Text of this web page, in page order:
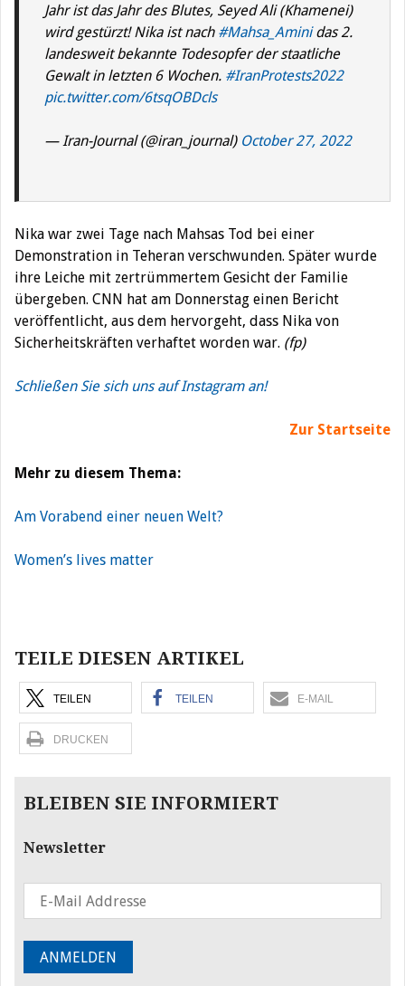
Jahr ist das Jahr des Blutes, Seyed Ali (Khamenei)
wird gestürzt! Nika ist nach #Mahsa_Aminidas 2.
landesweit bekannte Todesopfer der staatliche
Gewalt in letzten 6 Wochen. #IranProtests2022
pic.twitter.com/6tsqOBDcls
— Iran-Journal (@iran_journal) October 27, 2022
Nika war zwei Tage nach Mahsas Tod bei einer
Demonstration in Teheran verschwunden. Später wurde
ihre Leiche mit zertrümmertem Gesicht der Familie
übergeben. CNN hat am Donnerstag einen Bericht
veröffentlicht, aus dem hervorgeht, dass Nika von
Sicherheitskräften verhaftet worden war. (fp)
Schließen Sie sich uns auf Instagram an!
Zur Startseite
Mehr zu diesem Thema:
Am Vorabend einer neuen Welt?
Women’s lives matter
TEILE DIESEN ARTIKEL
TEILEN TEILEN E-MAIL
DRUCKEN
BLEIBEN SIE INFORMIERT
Newsletter